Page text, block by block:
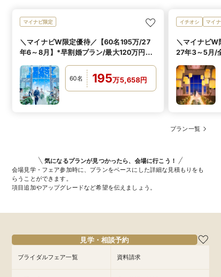
マイナビ限定
＼マイナビW限定優待／【60名195万/27
年6～8月】*早割婚プラン/最大120万円優
60名 195万5,658円
イチオシ マイ
＼マイナビW
27年3～5月/
プラン一覧
気になるプランが見つかったら、会場に行こう！
会場見学・フェア参加時に、プランをベースにした詳細な見積もりをも
らうことができます。
項目追加やアップグレードなど希望を伝えましょう。
見学・相談予約
ブライダルフェア一覧 資料請求